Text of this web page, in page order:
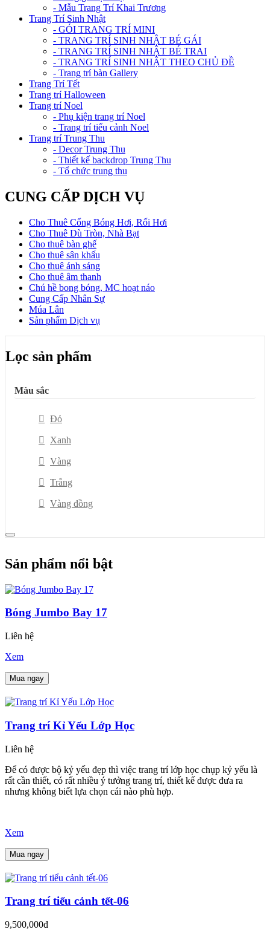
- Mẫu Trang Trí Khai Trương
Trang Trí Sinh Nhật
- GÓI TRANG TRÍ MINI
- TRANG TRÍ SINH NHẬT BÉ GÁI
- TRANG TRÍ SINH NHẬT BÉ TRAI
- TRANG TRÍ SINH NHẬT THEO CHỦ ĐỀ
- Trang trí bàn Gallery
Trang Trí Tết
Trang trí Halloween
Trang trí Noel
- Phụ kiện trang trí Noel
- Trang trí tiểu cảnh Noel
Trang trí Trung Thu
- Decor Trung Thu
- Thiết kế backdrop Trung Thu
- Tổ chức trung thu
CUNG CẤP DỊCH VỤ
Cho Thuê Cổng Bóng Hơi, Rối Hơi
Cho Thuê Dù Tròn, Nhà Bạt
Cho thuê bàn ghế
Cho thuê sân khấu
Cho thuê ánh sáng
Cho thuê âm thanh
Chú hề bong bóng, MC hoạt náo
Cung Cấp Nhân Sự
Múa Lân
Sản phẩm Dịch vụ
Lọc sản phẩm
Màu sắc
Đỏ
Xanh
Vàng
Trắng
Vàng đồng
Sản phẩm nổi bật
Bóng Jumbo Bay 17
Liên hệ
Xem
Mua ngay
Trang trí Kỉ Yếu Lớp Học
Liên hệ
Để có được bộ kỷ yếu đẹp thì việc trang trí lớp học chụp kỷ yếu là
rất cần thiết, có rất nhiều ý tưởng trang trí, thiết kế được đưa ra
nhưng không biết lựa chọn cái nào phù hợp.
Xem
Mua ngay
Trang trí tiểu cảnh tết-06
9,500,000đ